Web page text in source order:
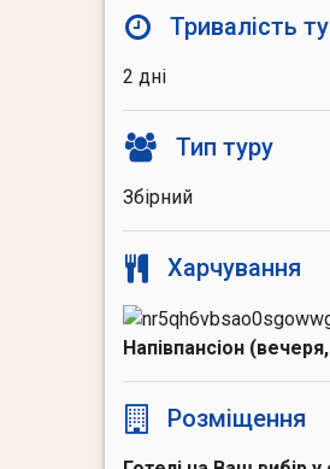
Тривалість
2 дні
Тип туру
Збірний
Харчування
Напівпансіон
Розміщення